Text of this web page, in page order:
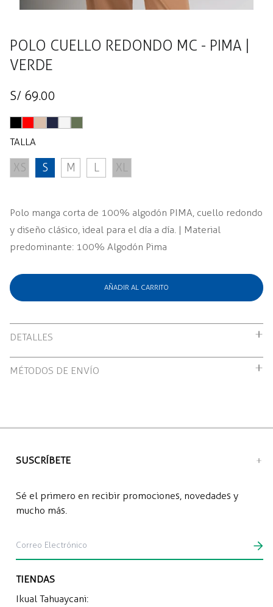
POLO CUELLO REDONDO MC - PIMA |
VERDE
Precio
S/ 69.00
TALLA
XS S M L XL
Polo manga corta de 100% algodón PIMA, cuello redondo
y diseño clásico, ideal para el día a día. | Material
predominante: 100% Algodón Pima
AÑADIR AL CARRITO
DETALLES
Polo manga corta de 100% algodón PIMA, cuello redondo
MÉTODOS DE ENVÍO
Envío a domicilio: S/12.00 soles
TIENDAS
Ikual Tahuaycani:
SUSCRÍBETE
Sé el primero en recibir promociones, novedades y
mucho más.